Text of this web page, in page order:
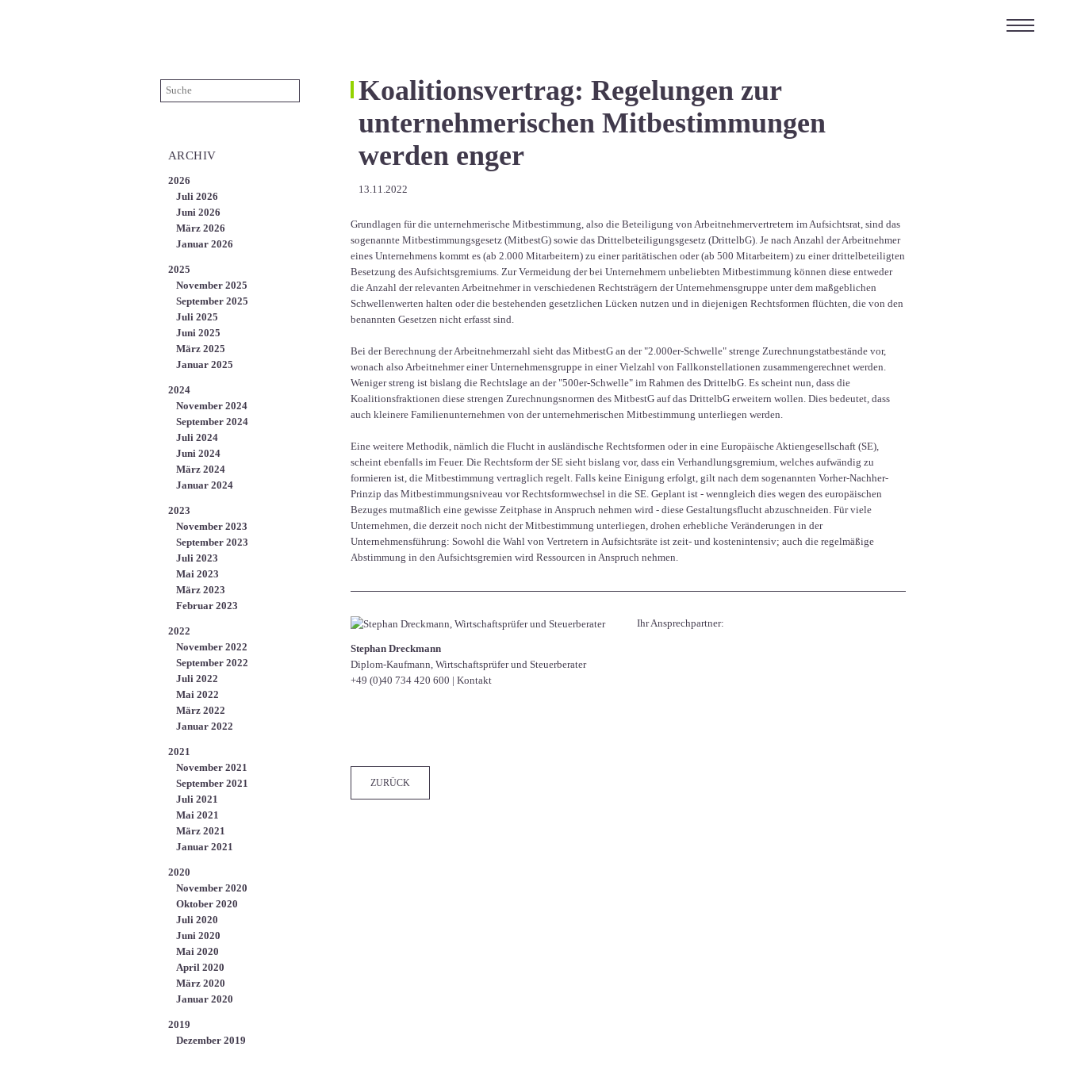
ARCHIV
2026
Juli 2026
Juni 2026
März 2026
Januar 2026
2025
November 2025
September 2025
Juli 2025
Juni 2025
März 2025
Januar 2025
2024
November 2024
September 2024
Juli 2024
Juni 2024
März 2024
Januar 2024
2023
November 2023
September 2023
Juli 2023
Mai 2023
März 2023
Februar 2023
2022
November 2022
September 2022
Juli 2022
Mai 2022
März 2022
Januar 2022
2021
November 2021
September 2021
Juli 2021
Mai 2021
März 2021
Januar 2021
2020
November 2020
Oktober 2020
Juli 2020
Juni 2020
Mai 2020
April 2020
März 2020
Januar 2020
2019
Dezember 2019
Koalitionsvertrag: Regelungen zur
unternehmerischen Mitbestimmungen
werden enger
13.11.2022
Grundlagen für die unternehmerische Mitbestimmung, also die Beteiligung von Arbeitnehmervertretern im Aufsichtsrat, sind das
sogenannte Mitbestimmungsgesetz (MitbestG) sowie das Drittelbeteiligungsgesetz (DrittelbG). Je nach Anzahl der Arbeitnehmer
eines Unternehmens kommt es (ab 2.000 Mitarbeitern) zu einer paritätischen oder (ab 500 Mitarbeitern) zu einer drittelbeteiligten
Besetzung des Aufsichtsgremiums. Zur Vermeidung der bei Unternehmern unbeliebten Mitbestimmung können diese entweder
die Anzahl der relevanten Arbeitnehmer in verschiedenen Rechtsträgern der Unternehmensgruppe unter dem maßgeblichen
Schwellenwerten halten oder die bestehenden gesetzlichen Lücken nutzen und in diejenigen Rechtsformen flüchten, die von den
benannten Gesetzen nicht erfasst sind.
Bei der Berechnung der Arbeitnehmerzahl sieht das MitbestG an der "2.000er-Schwelle" strenge Zurechnungstatbestände vor,
wonach also Arbeitnehmer einer Unternehmensgruppe in einer Vielzahl von Fallkonstellationen zusammengerechnet werden.
Weniger streng ist bislang die Rechtslage an der "500er-Schwelle" im Rahmen des DrittelbG. Es scheint nun, dass die
Koalitionsfraktionen diese strengen Zurechnungsnormen des MitbestG auf das DrittelbG erweitern wollen. Dies bedeutet, dass
auch kleinere Familienunternehmen von der unternehmerischen Mitbestimmung unterliegen werden.
Eine weitere Methodik, nämlich die Flucht in ausländische Rechtsformen oder in eine Europäische Aktiengesellschaft (SE),
scheint ebenfalls im Feuer. Die Rechtsform der SE sieht bislang vor, dass ein Verhandlungsgremium, welches aufwändig zu
formieren ist, die Mitbestimmung vertraglich regelt. Falls keine Einigung erfolgt, gilt nach dem sogenannten Vorher-Nachher-
Prinzip das Mitbestimmungsniveau vor Rechtsformwechsel in die SE. Geplant ist - wenngleich dies wegen des europäischen
Bezuges mutmaßlich eine gewisse Zeitphase in Anspruch nehmen wird - diese Gestaltungsflucht abzuschneiden. Für viele
Unternehmen, die derzeit noch nicht der Mitbestimmung unterliegen, drohen erhebliche Veränderungen in der
Unternehmensführung: Sowohl die Wahl von Vertretern in Aufsichtsräte ist zeit- und kostenintensiv; auch die regelmäßige
Abstimmung in den Aufsichtsgremien wird Ressourcen in Anspruch nehmen.
Ihr Ansprechpartner:
Stephan Dreckmann
Diplom-Kaufmann, Wirtschaftsprüfer und Steuerberater
+49 (0)40 734 420 600 | Kontakt
ZURÜCK